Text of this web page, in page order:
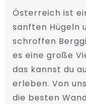
Österreich ist
sanften Hügeln
schroffen
es eine große
das kannst du
erleben. Von
die besten